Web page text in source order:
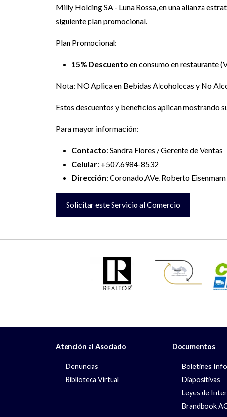
Milly Holding SA - Luna Rossa, en una alianza
siguiente plan promocional.
Plan Promocional:
15% Descuento en consumo en restaurante
Nota: NO Aplica en Bebidas Alcoholocas y No
Estos descuentos y beneficios aplican mostrando
Para mayor información:
Contacto: Sandra Flores / Gerente de Ventas
Celular: +507.6984-8532
Dirección: Coronado,AVe. Roberto Eisenmam
Solicitar este Servicio al Comercio
Atención al Asociado
Denuncias
Biblioteca Virtual
Documentos
Boletines
Diapositivas
Leyes de
Brandbook